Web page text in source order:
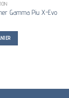
Gamma Piu X-Evo